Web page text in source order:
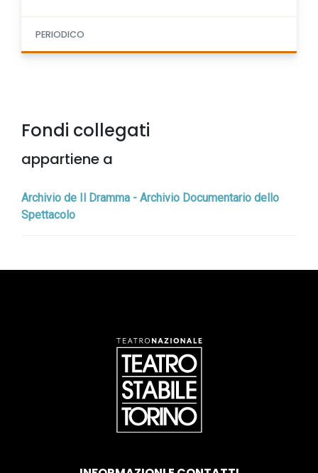
PERIODICO
Fondi collegati
appartiene a
Archivio de Il Dramma - Archivio Documentario dello
Spettacolo